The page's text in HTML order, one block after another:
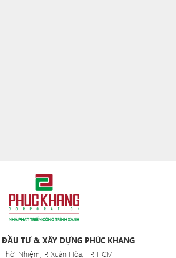
ĐẦU TƯ & XÂY DỰNG PHÚC KHANG
Nhiệm, P. Xuân Hòa, TP. HCM